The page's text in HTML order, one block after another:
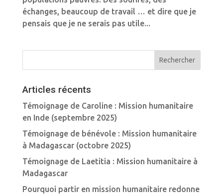
échanges, beaucoup de travail … et dire que je
pensais que je ne serais pas utile...
Articles récents
Témoignage de Caroline : Mission humanitaire
en Inde (septembre 2025)
Témoignage de bénévole : Mission humanitaire
à Madagascar (octobre 2025)
Témoignage de Laetitia : Mission humanitaire à
Madagascar
Pourquoi partir en mission humanitaire redonne